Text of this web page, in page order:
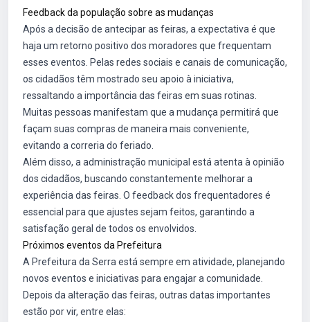
Feedback da população sobre as mudanças
Após a decisão de antecipar as feiras, a expectativa é que
haja um retorno positivo dos moradores que frequentam
esses eventos. Pelas redes sociais e canais de comunicação,
os cidadãos têm mostrado seu apoio à iniciativa,
ressaltando a importância das feiras em suas rotinas.
Muitas pessoas manifestam que a mudança permitirá que
façam suas compras de maneira mais conveniente,
evitando a correria do feriado.
Além disso, a administração municipal está atenta à opinião
dos cidadãos, buscando constantemente melhorar a
experiência das feiras. O feedback dos frequentadores é
essencial para que ajustes sejam feitos, garantindo a
satisfação geral de todos os envolvidos.
Próximos eventos da Prefeitura
A Prefeitura da Serra está sempre em atividade, planejando
novos eventos e iniciativas para engajar a comunidade.
Depois da alteração das feiras, outras datas importantes
estão por vir, entre elas: